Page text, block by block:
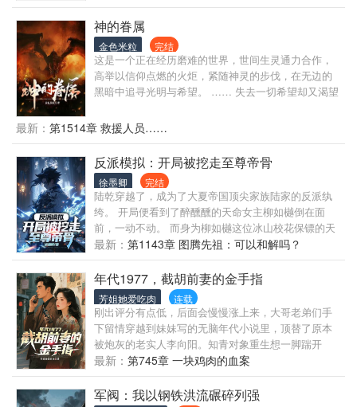
神的眷属
金色米粒 完结
这是一个正在经历磨难的世界，世间生灵通力合作，
高举以信仰点燃的火炬，紧随神灵的步伐，在无边的
黑暗中追寻光明与希望。 …… 失去一切希望却又渴望
怜。 陌生的存在被吵醒，向他投下视线。 “好吵……
想要力量……你愿意用什么来换？” …… 教室里，将
自己包成粽子的精灵，独自坐在角落里。 野蛮的矮人
少女，一边挥舞着手中的合金权杖，一边滔滔不绝的
向同桌说着什么。 面容精致，带着异族风情的少女，
面对同桌的热情，只是紧紧的抿着嘴唇，略显局促的
端坐在书桌前。 少年走进教室，眼中闪过一抹疑惑。
“咦，我不是最后一个来的吗？” ……
最新： 第1514章 救援人员……
反派模拟：开局被挖走至尊帝骨
徐墨卿 完结
陆乾穿越了，成为了大夏帝国顶尖家族陆家的反派纨
绔。 开局便看到了醉醺醺的天命女主柳如樾倒在面
前，一动不动。 而身为柳如樾这位冰山校花保镖的天
命主角却是不知踪迹。 等等，这个剧情... ...... ......
最新： 第1143章 图腾先祖：可以和解吗？
年代1977，截胡前妻的金手指
芳姐她爱吃肉 连载
刚出评分有点低，后面会慢慢涨上来，大哥老弟们手
下留情穿越到妹妹写的无脑年代小说里，顶替了原本
被炮灰的老实人李向阳。知青对象重生想一脚踹开
他，李向阳先一步把女主给踹了。强势索要借款，将
原本安排给女主的金手指统统占为己有。一不小心，
把资本大小姐出身的女配也给祸祸了。
最新： 第745章 一块鸡肉的血案
军阀：我以钢铁洪流碾碎列强